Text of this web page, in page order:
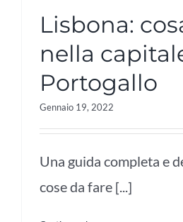
Lisbona:
nella
Portogallo
Gennaio 19, 2022
Una guida completa e
cose da fare [...]